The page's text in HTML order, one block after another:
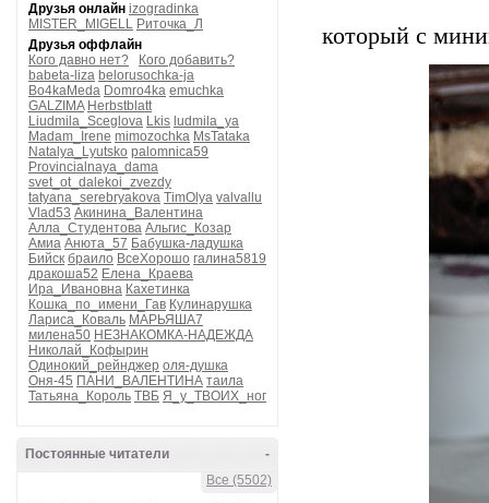
Друзья онлайн izogradinka
MISTER_MIGELL Риточка_Л
Друзья оффлайн
Кого давно нет?
Кого добавить?
babeta-liza belorusochka-ja
Bo4kaMeda Domro4ka emuchka
GALZIMA Herbstblatt
Liudmila_Sceglova Lkis ludmila_ya
Madam_Irene mimozochka MsTataka
Natalya_Lyutsko palomnica59
Provincialnaya_dama
svet_ot_dalekoi_zvezdy
tatyana_serebryakova TimOlya valvallu
Vlad53 Акинина_Валентина
Алла_Студентова Альгис_Козар
Амиа Анюта_57 Бабушка-ладушка
Бийск браило ВсеХорошо галина5819
дракоша52 Елена_Краева
Ира_Ивановна Кахетинка
Кошка_по_имени_Гав Кулинарушка
Лариса_Коваль МАРЬЯША7
милена50 НЕЗНАКОМКА-НАДЕЖДА
Николай_Кофырин
Одинокий_рейнджер оля-душка
Оня-45 ПАНИ_ВАЛЕНТИНА таила
Татьяна_Король ТВБ Я_у_ТВОИХ_ног
-
Постоянные читатели
Все (5502)
который с